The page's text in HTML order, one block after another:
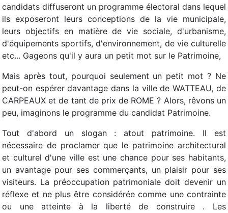
candidats diffuseront un programme électoral dans lequel
ils exposeront leurs conceptions de la vie municipale,
leurs objectifs en matière de vie sociale, d'urbanisme,
d'équipements sportifs, d'environnement, de vie culturelle
etc... Gageons qu'il y aura un petit mot sur le Patrimoine,
Mais après tout, pourquoi seulement un petit mot ? Ne
peut-on espérer davantage dans la ville de WATTEAU, de
CARPEAUX et de tant de prix de ROME ? Alors, rêvons un
peu, imaginons le programme du candidat Patrimoine.
Tout d'abord un slogan : atout patrimoine. Il est
nécessaire de proclamer que le patrimoine architectural
et culturel d'une ville est une chance pour ses habitants,
un avantage pour ses commerçants, un plaisir pour ses
visiteurs. La préoccupation patrimoniale doit devenir un
réflexe et ne plus être considérée comme une contrainte
ou une atteinte à la liberté de construire . Les